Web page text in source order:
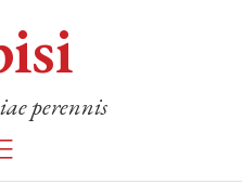
perennis